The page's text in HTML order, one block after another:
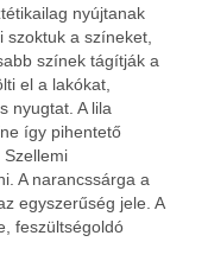
nyújtanak
a színeket,
színek tágítják a
el a lakókat,
nyugtat. A lila
így pihentető
A narancssárga a
egyszerűség jele. A
feszültségoldó